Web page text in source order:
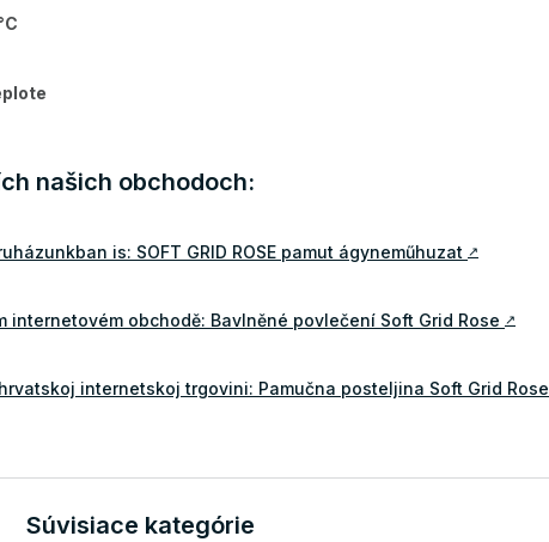
našich obchodoch:
is: SOFT GRID ROSE pamut ágyneműhuzat ↗
obchodě: Bavlněné povlečení Soft Grid Rose ↗
internetskoj trgovini: Pamučna posteljina Soft Grid Rose
Súvisiace kategórie